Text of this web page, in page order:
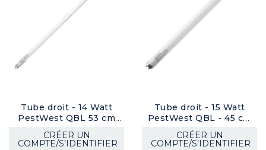
Tube droit - 14 Watt
PestWest QBL 53 cm
(T5) (gainé)
CRÉER UN
COMPTE/S’IDENTIFIER
Tube droit - 15 Watt
PestWest QBL - 45 cm
(T8) (gainé)
CRÉER UN
COMPTE/S’IDENTIFIER